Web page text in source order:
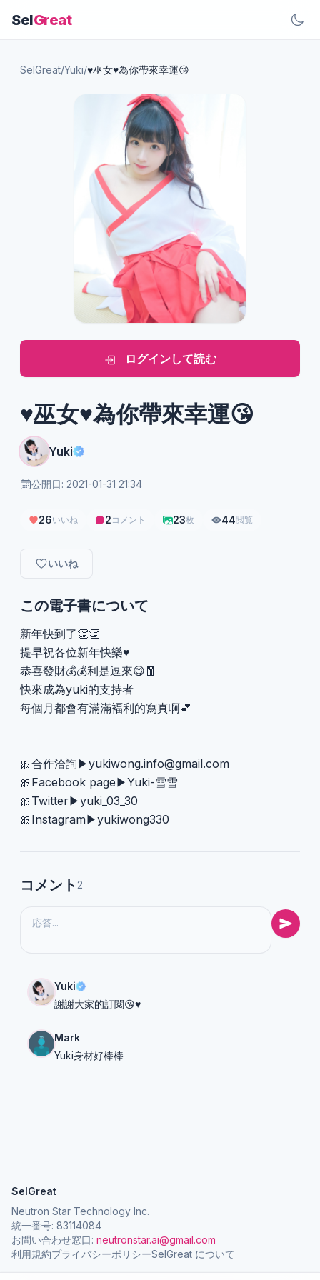
SelGreat
SelGreat/Yuki/♥️巫女♥️為你帶來幸運😘
ログインして読む
♥️巫女♥️為你帶來幸運😘
Yuki
公開日: 2021-01-31 21:34
26いいね 2 コメント 23枚 44閲覧
いいね
この電子書について
新年快到了👏👏
提早祝各位新年快樂♥️
恭喜發財💰💰利是逗來😋🧧
快來成為yuki的支持者
每個月都會有滿滿褔利的寫真啊💕
🎀合作洽詢▶yukiwong.info@gmail.com
🎀Facebook page▶Yuki-雪雪
🎀Twitter▶yuki_03_30
🎀Instagram▶yukiwong330
コメント 2
Yuki
謝謝大家的訂閱😘♥️
Mark
Yuki身材好棒棒
SelGreat
Neutron Star Technology Inc.
統一番号: 83114084
お問い合わせ窓口: neutronstar.ai@gmail.com
利用規約プライバシーポリシーSelGreat について